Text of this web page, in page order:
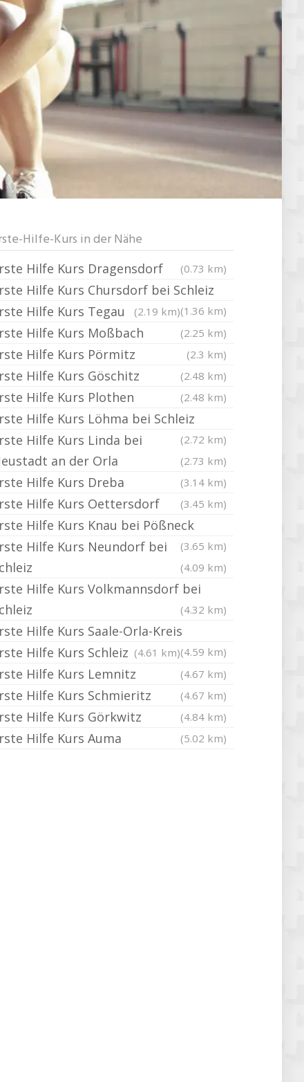
Hilfe-Kurs in der Nähe
Hilfe Kurs Dragensdorf (0.73 km)
Hilfe Kurs Chursdorf bei Schleiz
(1.36 km)
Hilfe Kurs Tegau (2.19 km)
Hilfe Kurs Moßbach (2.25 km)
Hilfe Kurs Pörmitz (2.3 km)
Hilfe Kurs Göschitz (2.48 km)
Hilfe Kurs Plothen (2.48 km)
Hilfe Kurs Löhma bei Schleiz
(2.72 km)
Hilfe Kurs Linda bei
an der Orla
(2.73 km)
Hilfe Kurs Dreba (3.14 km)
Hilfe Kurs Oettersdorf (3.45 km)
Hilfe Kurs Knau bei Pößneck
(3.65 km)
Hilfe Kurs Neundorf bei
(4.09 km)
Hilfe Kurs Volkmannsdorf bei
(4.32 km)
Hilfe Kurs Saale-Orla-Kreis
(4.59 km)
Hilfe Kurs Schleiz (4.61 km)
Hilfe Kurs Lemnitz (4.67 km)
Hilfe Kurs Schmieritz (4.67 km)
Hilfe Kurs Görkwitz (4.84 km)
Hilfe Kurs Auma (5.02 km)